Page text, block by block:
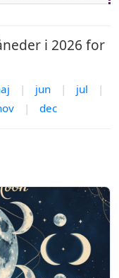
i 2026 for
| jun | jul
|
| dec